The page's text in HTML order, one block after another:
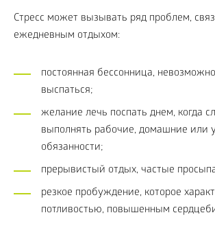
Стресс может вызывать ряд проблем,
ежедневным отдыхом:
постоянная бессонница,
выспаться;
желание лечь поспать днем, когда
выполнять рабочие, домашние или
обязанности;
прерывистый отдых, частые
резкое пробуждение, которое
потливостью, повышенным